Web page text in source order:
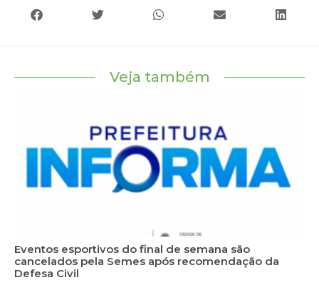
Veja também
Eventos esportivos do final de semana são
cancelados pela Semes após recomendação da
Defesa Civil